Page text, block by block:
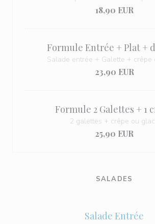
18,90 EUR
Formule Entrée + Plat +
Salade entrée + Galette + crêpe
23,90 EUR
Formule 2 Galettes + 1
2 galettes + crêpe ou
25,90 EUR
SALADES
Salade Entrée